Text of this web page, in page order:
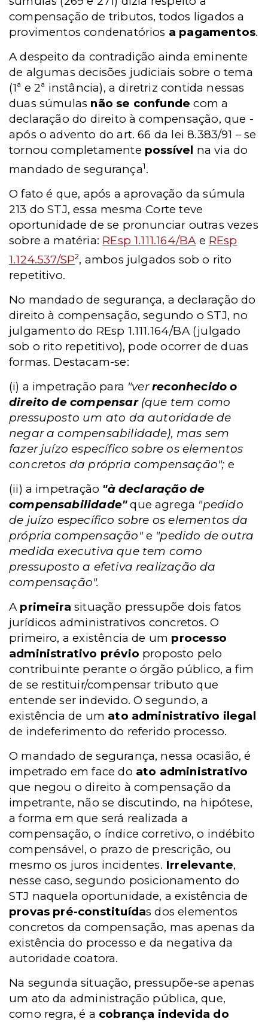
compensação de tributos, todos ligados a
provimentos condenatórios a pagamentos.
A despeito da contradição ainda eminente
de algumas decisões judiciais sobre o tema
(1ª e 2ª instância), a diretriz contida nessas
duas súmulas não se confunde com a
declaração do direito à compensação, que -
após o advento do art. 66 da lei 8.383/91 – se
tornou completamente possível na via do
mandado de segurança1.
O fato é que, após a aprovação da súmula
213 do STJ, essa mesma Corte teve
oportunidade de se pronunciar outras vezes
sobre a matéria: REsp 1.111.164/BAe REsp
1.124.537/SP2, ambos julgados sob o rito
repetitivo.
No mandado de segurança, a declaração do
direito à compensação, segundo o STJ, no
julgamento do REsp 1.111.164/BA (julgado
sob o rito repetitivo), pode ocorrer de duas
formas. Destacam-se:
(i) a impetração para "verreconhecido o
direito de compensar(que tem como
pressuposto um ato da autoridade de
negar a compensabilidade), mas sem
fazer juízo específico sobre os elementos
concretos da própria compensação"; e
(ii) a impetração "à declaração de
compensabilidade" que agrega "pedido
de juízo específico sobre os elementos da
própria compensação"e "pedido de outra
medida executiva que tem como
pressuposto a efetiva realização da
compensação".
A primeira situação pressupõe dois fatos
jurídicos administrativos concretos. O
primeiro, a existência de um processo
administrativo prévio proposto pelo
contribuinte perante o órgão público, a fim
de se restituir/compensar tributo que
entende ser indevido. O segundo, a
existência de um ato administrativo ilegal
de indeferimento do referido processo.
O mandado de segurança, nessa ocasião, é
impetrado em face do ato administrativo
que negou o direito à compensação da
impetrante, não se discutindo, na hipótese,
a forma em que será realizada a
compensação, o índice corretivo, o indébito
compensável, o prazo de prescrição, ou
mesmo os juros incidentes. Irrelevante,
nesse caso, segundo posicionamento do
STJ naquela oportunidade, a existência de
provas pré-constituídas dos elementos
concretos da compensação, mas apenas da
existência do processo e da negativa da
autoridade coatora.
Na segunda situação, pressupõe-se apenas
um ato da administração pública, que,
como regra, é a cobrança indevida do